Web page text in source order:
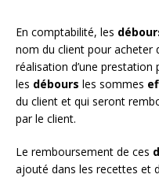
En comptabilité, les
nom du client pour acheter
réalisation d’une prestation
les débours les sommes
du client et qui seront
par le client.
Le remboursement de ces
ajouté dans les recettes et